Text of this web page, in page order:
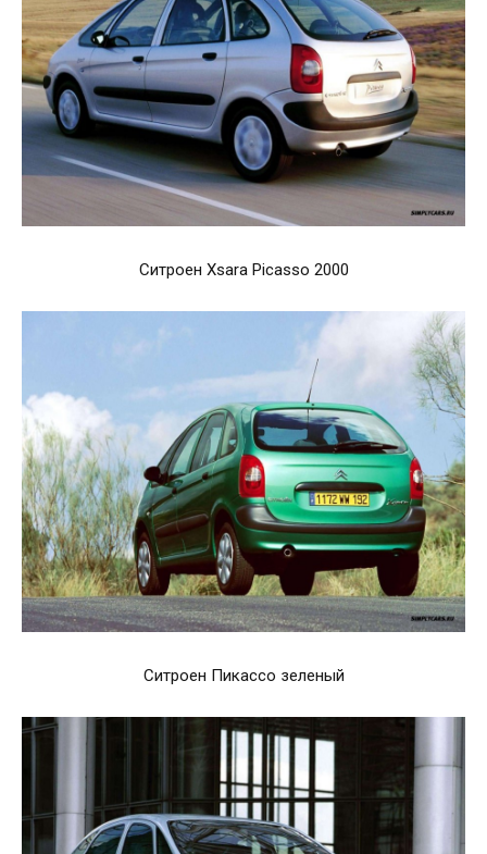
Ситроен Xsara Picasso 2000
Ситроен Пикассо зеленый